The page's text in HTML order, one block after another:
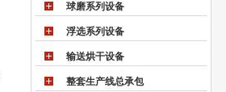
球磨系列设备
浮选系列设备
输送烘干设备
整套生产线总承包